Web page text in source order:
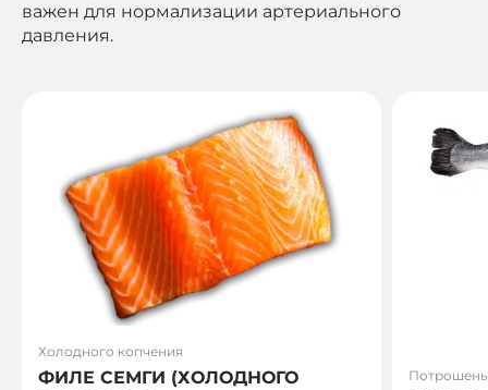
важен для нормализации артериального
давления.
Холодного копчения
ФИЛЕ СЕМГИ (ХОЛОДНОГО